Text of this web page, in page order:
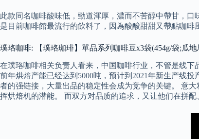
此款同名咖啡酸味低，勁道渾厚，濃而不苦醇中帶甘，
是目前咖啡館最流行的飲料了，因為酸酸甜甜又帶點咖啡
璞珞咖啡: 【璞珞珈琲】單品系列咖啡豆x3袋(454g/袋;瓜
在璞珞咖啡相关负责人看来，中国咖啡行业，不管是线下
前年烘焙产能已经达到5000吨，预计到2021年新生产线
者的强链接，大量出品的稳定性会成为竞争的关键。 意
挥烘焙机的潜能。 而双方对品质的追求，又让他们在拼配